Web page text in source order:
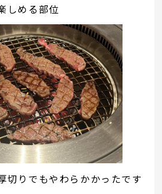
しめる部位
切りでもやわらかかったです